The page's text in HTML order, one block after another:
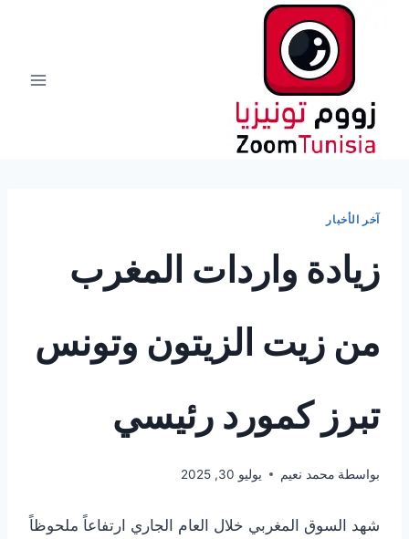
آخر الأخبار
زيادة واردات المغرب
من زيت الزيتون وتونس
تبرز كمورد رئيسي
بواسطة محمد نعيم يوليو 30, 2025
شهد السوق المغربي خلال العام الجاري ارتفاعاً ملحوظاً